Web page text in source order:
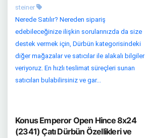
steiner
Nerede Satılır? Nereden sipariş
edebileceğinize ilişkin sorularınızda da size
destek vermek için, Dürbün kategorisindeki
diğer mağazalar ve satıcılar ile alakalı bilgiler
veriyoruz. En hızlı teslimat süreçleri sunan
satıcıları bulabilirsiniz ve gar...
Konus Emperor Open Hince 8x24
(2341) Çatı Dürbün Özellikleri ve